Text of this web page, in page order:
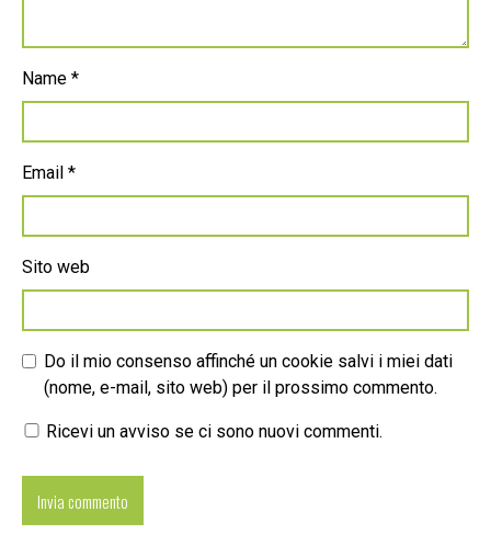
Name *
Email *
Sito web
Do il mio consenso affinché un cookie salvi i miei dati
(nome, e-mail, sito web) per il prossimo commento.
Ricevi un avviso se ci sono nuovi commenti.